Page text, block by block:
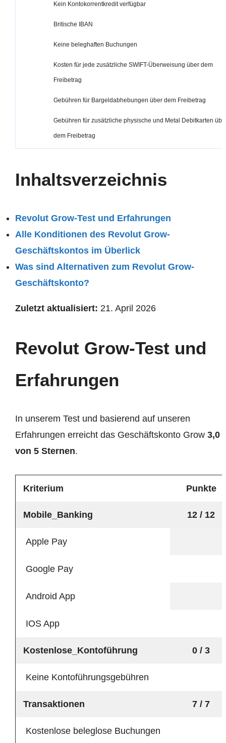
Kein Kontokorrentkredit verfügbar
Britische IBAN
Keine beleghaften Buchungen
Kosten für jede zusätzliche SWIFT-Überweisung über dem
Freibetrag
Gebühren für Bargeldabhebungen über dem Freibetrag
Gebühren für zusätzliche physische und Metal Debitkarten
dem Freibetrag
Inhaltsverzeichnis
Revolut Grow-Test und Erfahrungen
Alle Konditionen des Revolut Grow-
Geschäftskontos im Überlick
Was sind Alternativen zum Revolut Grow-
Geschäftskonto?
Zuletzt aktualisiert: 21. April 2026
Revolut Grow-Test und
Erfahrungen
In unserem Test und basierend auf unseren
Erfahrungen erreicht das Geschäftskonto Grow 3,0
von 5 Sternen.
Kriterium Punkte
Mobile_Banking 12 / 12
Apple Pay
Google Pay
Android App
IOS App
Kostenlose_Kontoführung 0 / 3
Keine Kontoführungsgebühren
Transaktionen 7 / 7
Kostenlose beleglose Buchungen